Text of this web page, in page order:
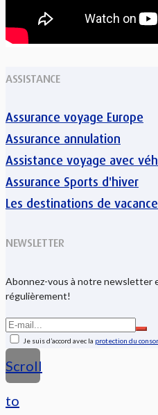
ASSISTANCE
Assurance voyage Europe
Assurance annulation
Assistance voyage avec
Assurance Sports d'hiver
Les destinations de
NEWSLETTER
Abonnez-vous à notre newsletter
régulièrement!
Je suis d’accord avec la protection du
Scroll
to